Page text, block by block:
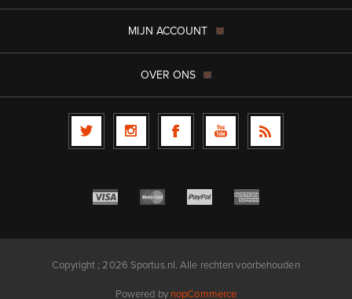
MIJN ACCOUNT
OVER ONS
Copyright ; 2026 Sportus.nl. Alle rechten voorbehouden
Powered by nopCommerce